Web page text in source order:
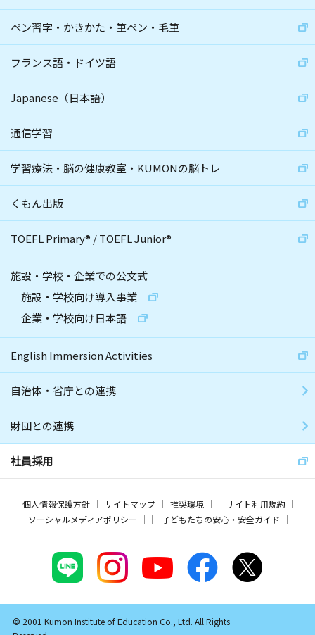
ペン習字・かきかた・筆ペン・毛筆
フランス語・ドイツ語
Japanese（日本語）
通信学習
学習療法・脳の健康教室・KUMONの脳トレ
くもん出版
TOEFL Primary® /TOEFL Junior®
施設・学校・企業での公文式
施設・学校向け導入事業
企業・学校向け日本語
English Immersion Activities
自治体・省庁との連携
財団との連携
社員採用
個人情報保護方針 サイトマップ 推奨環境
サイト利用規約
ソーシャルメディアポリシー
子どもたちの安心・安全ガイド
© 2001 Kumon Institute of Education Co., Ltd. All Rights